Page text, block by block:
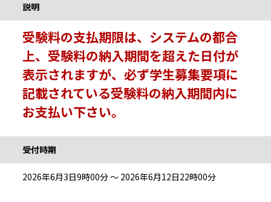
説明
受験料の支払期限は、システムの都合
上、受験料の納入期間を超えた日付が
表示されますが、必ず学生募集要項に
記載されている受験料の納入期間内に
お支払い下さい。
受付時期
2026年6月3日9時00分 ～ 2026年6月12日22時00分